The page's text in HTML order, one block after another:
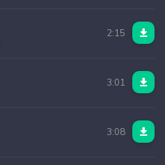
2:15
3:01
3:08